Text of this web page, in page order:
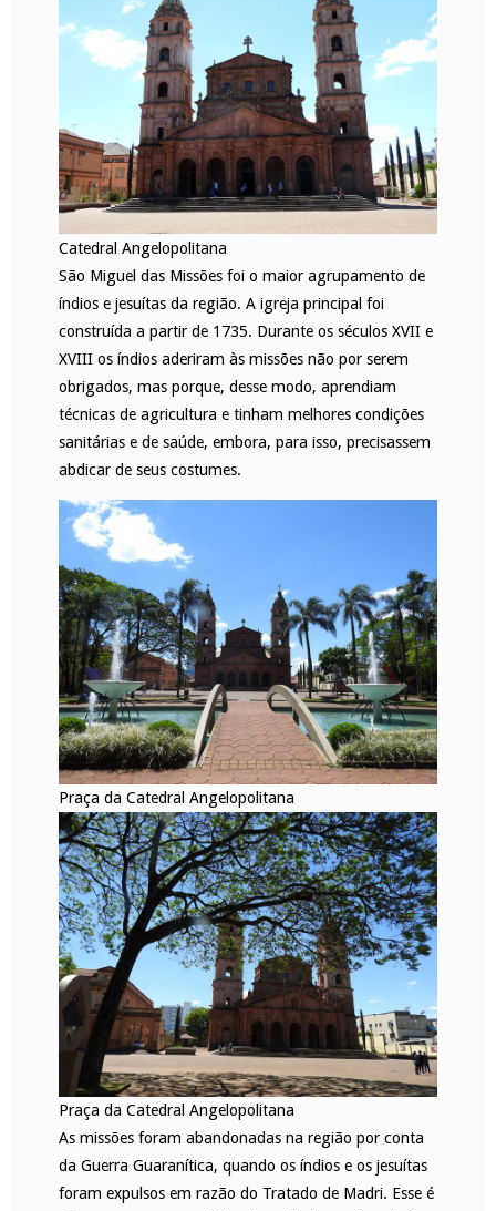
Catedral Angelopolitana
São Miguel das Missões foi o maior agrupamento de
índios e jesuítas da região. A igreja principal foi
construída a partir de 1735. Durante os séculos XVII e
XVIII os índios aderiram às missões não por serem
obrigados, mas porque, desse modo, aprendiam
técnicas de agricultura e tinham melhores condições
sanitárias e de saúde, embora, para isso, precisassem
abdicar de seus costumes.
Praça da Catedral Angelopolitana
Praça da Catedral Angelopolitana
As missões foram abandonadas na região por conta
da Guerra Guaranítica, quando os índios e os jesuítas
foram expulsos em razão do Tratado de Madri. Esse é